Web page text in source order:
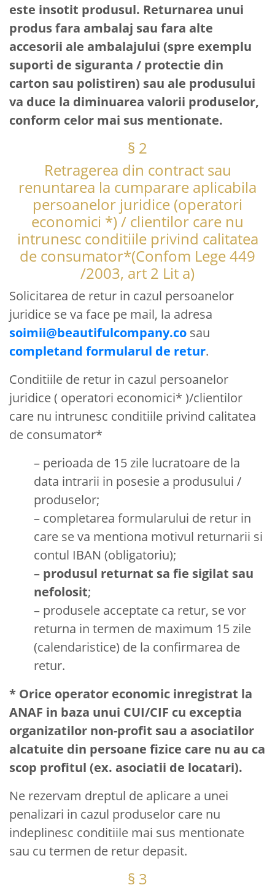
este insotit produsul. Returnarea unui
produs fara ambalaj sau fara alte
accesorii ale ambalajului (spre exemplu
suporti de siguranta / protectie din
carton sau polistiren) sau ale produsului
va duce la diminuarea valorii produselor,
conform celor mai sus mentionate.
§ 2
Retragerea din contract sau
renuntarea la cumparare aplicabila
persoanelor juridice (operatori
economici *) / clientilor care nu
intrunesc conditiile privind calitatea
de consumator*(Confom Lege 449
/2003, art 2 Lit a)
Solicitarea de retur in cazul persoanelor
juridice se va face pe mail, la adresa
soimii@beautifulcompany.co sau
completand formularul de retur.
Conditiile de retur in cazul persoanelor
juridice ( operatori economici* )/clientilor
care nu intrunesc conditiile privind calitatea
de consumator*
– perioada de 15 zile lucratoare de la
data intrarii in posesie a produsului /
produselor;
– completarea formularului de retur in
care se va mentiona motivul returnarii si
contul IBAN (obligatoriu);
– produsul returnat sa fie sigilat sau
nefolosit;
– produsele acceptate ca retur, se vor
returna in termen de maximum 15 zile
(calendaristice) de la confirmarea de
retur.
* Orice operator economic inregistrat la
ANAF in baza unui CUI/CIF cu exceptia
organizatilor non-profit sau a asociatilor
alcatuite din persoane fizice care nu au ca
scop profitul (ex. asociatii de locatari).
Ne rezervam dreptul de aplicare a unei
penalizari in cazul produselor care nu
indeplinesc conditiile mai sus mentionate
sau cu termen de retur depasit.
§ 3